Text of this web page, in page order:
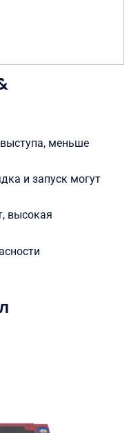
меньше
и запуск могут
высокая